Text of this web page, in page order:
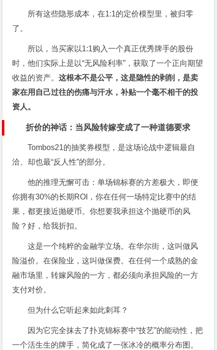
所有这些隐形成本，在1:1的定价模型里，被归零
了。
所以，当买家以1:1购入一个真正优秀牌手的股份
时，他们实际上是以“无风险利率”，获取了一个正向期望
收益的资产。这根本不是公平，这是隐性的剥削，是卖
家在用自己过往的伤痛与汗水，补贴一个毫不相干的投
资人。
折价的神话：当风险转嫁变成了一种道德要求
Tombos21的抽奖券模型，是这场论战中逻辑最自
洽、却也最“反人性”的部分。
他的推理无懈可击：单场锦标赛的方差极大，即便
你拥有30%的长期ROI，你在任何一场特定比赛中的结
果，都更接近抛硬币。你想要我承担这个抛硬币的风
险？好，给我折扣。
这是一个纯粹的金融学立场。在华尔街，这叫做风
险溢价。在保险业，这叫做保费。在任何一个成熟的金
融市场里，转嫁风险的一方，都必须向承担风险的一方
支付对价。
但为什么它听起来如此刺耳？
因为它完全抹去了扑克锦标赛中“技艺”的能动性，把
一个活生生的牌手，简化成了一张冰冷的概率分布图。